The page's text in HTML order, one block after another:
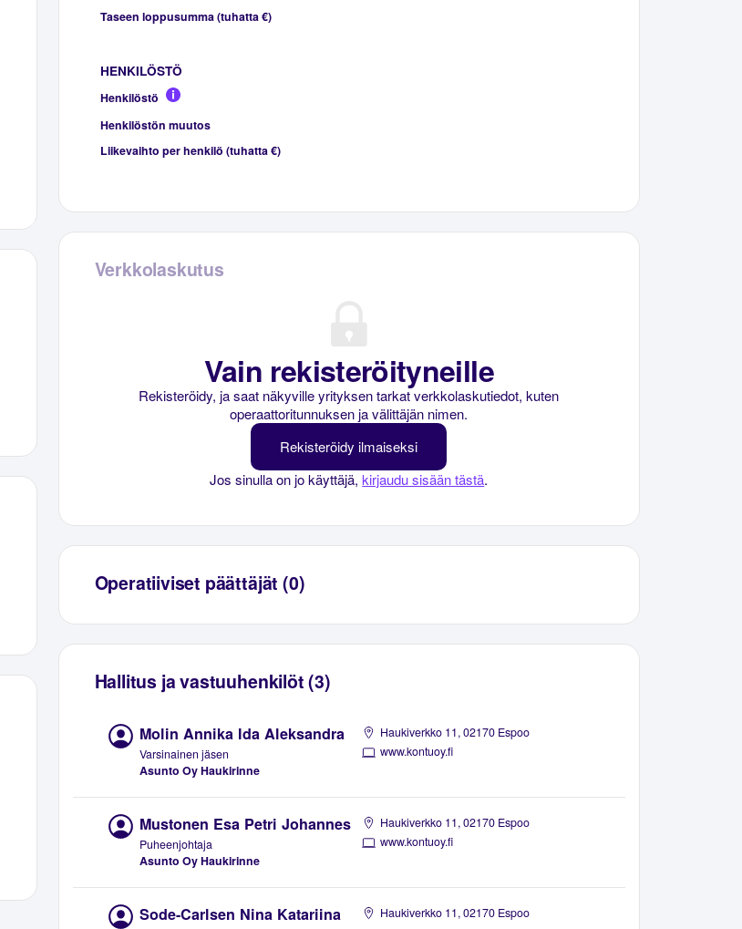
Taseen loppusumma (tuhatta €)
HENKILÖSTÖ
Henkilöstö
Henkilöstön muutos
Liikevaihto per henkilö (tuhatta €)
Verkkolaskutus
Vain rekisteröityneille
Rekisteröidy, ja saat näkyville yrityksen tarkat verkkolaskutiedot, kuten
operaattoritunnuksen ja välittäjän nimen.
Rekisteröidy ilmaiseksi
Jos sinulla on jo käyttäjä,kirjaudu sisään tästä.
Operatiiviset päättäjät (0)
Hallitus ja vastuuhenkilöt (3)
Molin Annika Ida Aleksandra
Varsinainen jäsen
Asunto Oy Haukirinne
Haukiverkko 11, 02170 Espoo
www.kontuoy.fi
Mustonen Esa Petri Johannes
Puheenjohtaja
Asunto Oy Haukirinne
Haukiverkko 11, 02170 Espoo
www.kontuoy.fi
Sode-Carlsen Nina Katariina
Haukiverkko 11, 02170 Espoo